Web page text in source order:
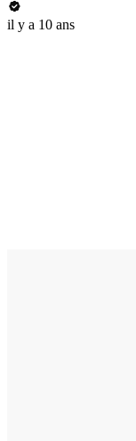
il y a 10 ans